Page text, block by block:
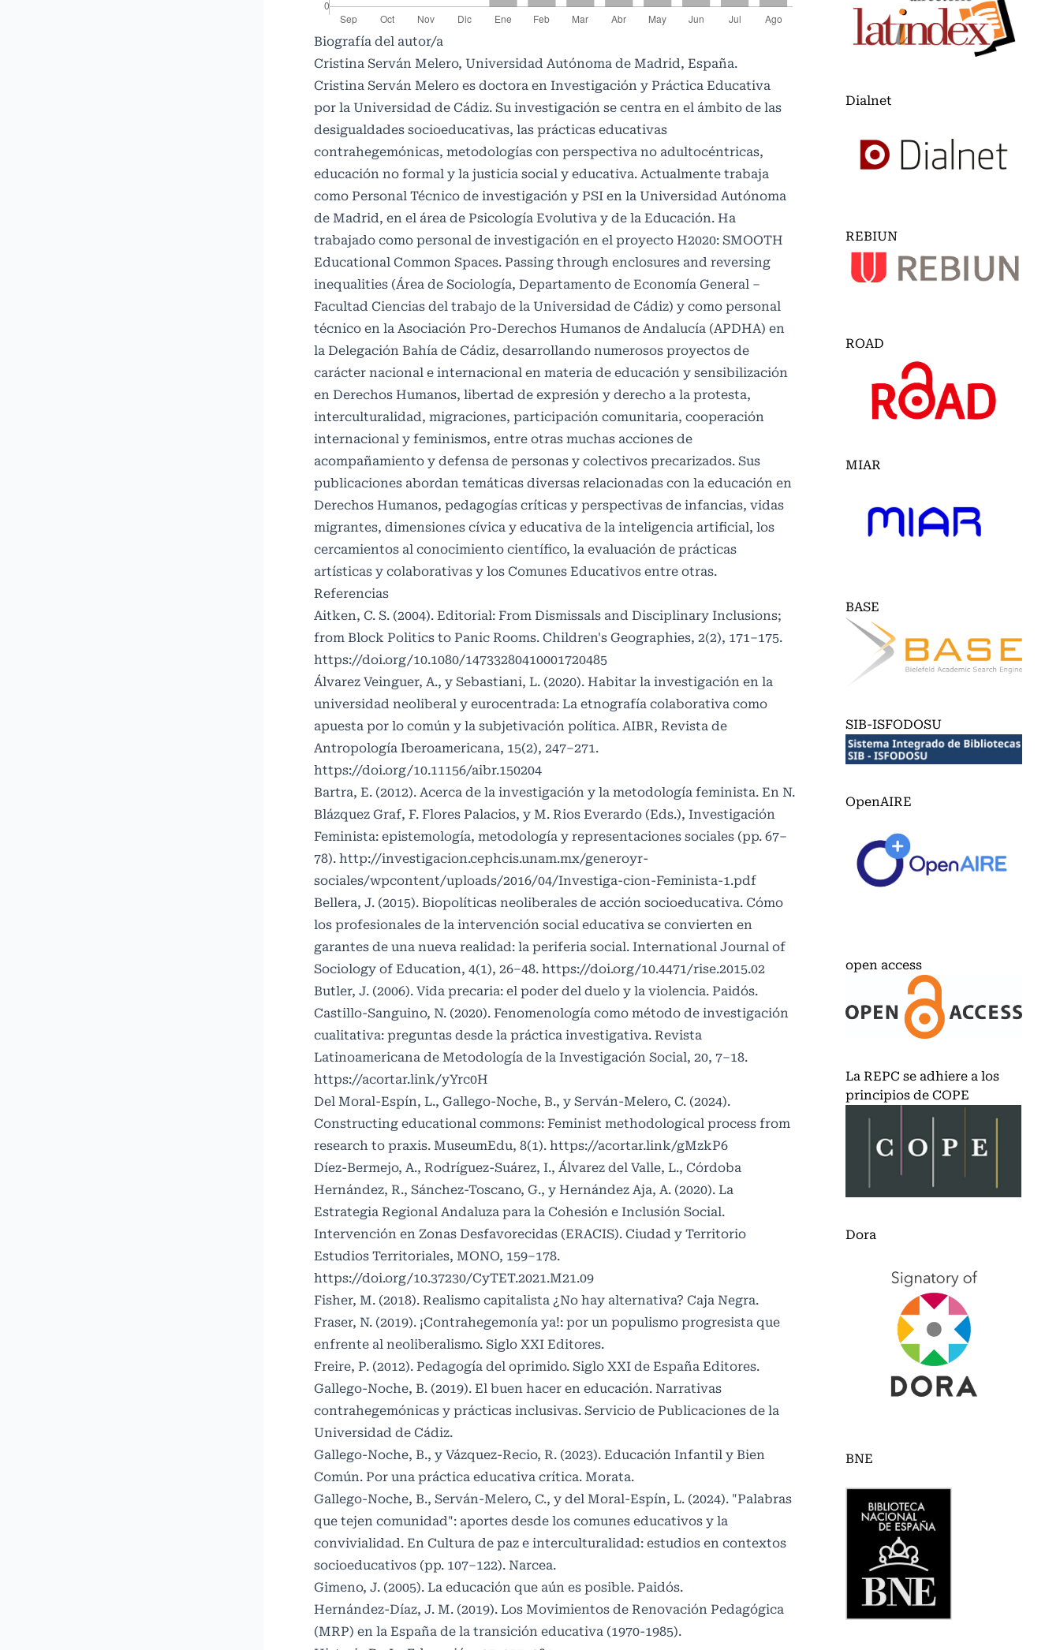
Biografía del autor/a
Cristina Serván Melero, Universidad Autónoma de Madrid, España.
Cristina Serván Melero es doctora en Investigación y Práctica Educativa
por la Universidad de Cádiz. Su investigación se centra en el ámbito de las
desigualdades socioeducativas, las prácticas educativas
contrahegemónicas, metodologías con perspectiva no adultocéntricas,
educación no formal y la justicia social y educativa. Actualmente trabaja
como Personal Técnico de investigación y PSI en la Universidad Autónoma
de Madrid, en el área de Psicología Evolutiva y de la Educación. Ha
trabajado como personal de investigación en el proyecto H2020: SMOOTH
Educational Common Spaces. Passing through enclosures and reversing
inequalities (Área de Sociología, Departamento de Economía General –
Facultad Ciencias del trabajo de la Universidad de Cádiz) y como personal
técnico en la Asociación Pro-Derechos Humanos de Andalucía (APDHA) en
la Delegación Bahía de Cádiz, desarrollando numerosos proyectos de
carácter nacional e internacional en materia de educación y sensibilización
en Derechos Humanos, libertad de expresión y derecho a la protesta,
interculturalidad, migraciones, participación comunitaria, cooperación
internacional y feminismos, entre otras muchas acciones de
acompañamiento y defensa de personas y colectivos precarizados. Sus
publicaciones abordan temáticas diversas relacionadas con la educación en
Derechos Humanos, pedagogías críticas y perspectivas de infancias, vidas
migrantes, dimensiones cívica y educativa de la inteligencia artificial, los
cercamientos al conocimiento científico, la evaluación de prácticas
artísticas y colaborativas y los Comunes Educativos entre otras.
Referencias
Aitken, C. S. (2004). Editorial: From Dismissals and Disciplinary Inclusions;
from Block Politics to Panic Rooms. Children's Geographies, 2(2), 171–175.
https://doi.org/10.1080/14733280410001720485
Álvarez Veinguer, A., y Sebastiani, L. (2020). Habitar la investigación en la
universidad neoliberal y eurocentrada: La etnografía colaborativa como
apuesta por lo común y la subjetivación política. AIBR, Revista de
Antropología Iberoamericana, 15(2), 247–271.
https://doi.org/10.11156/aibr.150204
Bartra, E. (2012). Acerca de la investigación y la metodología feminista. En N.
Blázquez Graf, F. Flores Palacios, y M. Rios Everardo (Eds.), Investigación
Feminista: epistemología, metodología y representaciones sociales (pp. 67–
78). http://investigacion.cephcis.unam.mx/generoyr-
sociales/wpcontent/uploads/2016/04/Investiga-cion-Feminista-1.pdf
Bellera, J. (2015). Biopolíticas neoliberales de acción socioeducativa. Cómo
los profesionales de la intervención social educativa se convierten en
garantes de una nueva realidad: la periferia social. International Journal of
Sociology of Education, 4(1), 26–48. https://doi.org/10.4471/rise.2015.02
Butler, J. (2006). Vida precaria: el poder del duelo y la violencia. Paidós.
Castillo-Sanguino, N. (2020). Fenomenología como método de investigación
cualitativa: preguntas desde la práctica investigativa. Revista
Latinoamericana de Metodología de la Investigación Social, 20, 7–18.
https://acortar.link/yYrc0H
Del Moral-Espín, L., Gallego-Noche, B., y Serván-Melero, C. (2024).
Constructing educational commons: Feminist methodological process from
research to praxis. MuseumEdu, 8(1). https://acortar.link/gMzkP6
Díez-Bermejo, A., Rodríguez-Suárez, I., Álvarez del Valle, L., Córdoba
Hernández, R., Sánchez-Toscano, G., y Hernández Aja, A. (2020). La
Estrategia Regional Andaluza para la Cohesión e Inclusión Social.
Intervención en Zonas Desfavorecidas (ERACIS). Ciudad y Territorio
Estudios Territoriales, MONO, 159–178.
https://doi.org/10.37230/CyTET.2021.M21.09
Fisher, M. (2018). Realismo capitalista ¿No hay alternativa? Caja Negra.
Fraser, N. (2019). ¡Contrahegemonía ya!: por un populismo progresista que
enfrente al neoliberalismo. Siglo XXI Editores.
Freire, P. (2012). Pedagogía del oprimido. Siglo XXI de España Editores.
Gallego-Noche, B. (2019). El buen hacer en educación. Narrativas
contrahegemónicas y prácticas inclusivas. Servicio de Publicaciones de la
Universidad de Cádiz.
Gallego-Noche, B., y Vázquez-Recio, R. (2023). Educación Infantil y Bien
Común. Por una práctica educativa crítica. Morata.
Gallego-Noche, B., Serván-Melero, C., y del Moral-Espín, L. (2024). "Palabras
que tejen comunidad": aportes desde los comunes educativos y la
convivialidad. En Cultura de paz e interculturalidad: estudios en contextos
socioeducativos (pp. 107–122). Narcea.
Gimeno, J. (2005). La educación que aún es posible. Paidós.
Hernández-Díaz, J. M. (2019). Los Movimientos de Renovación Pedagógica
(MRP) en la España de la transición educativa (1970-1985).
Dialnet
REBIUN
ROAD
MIAR
BASE
SIB-ISFODOSU
OpenAIRE
open access
La REPC se adhiere a los
principios de COPE
Dora
BNE